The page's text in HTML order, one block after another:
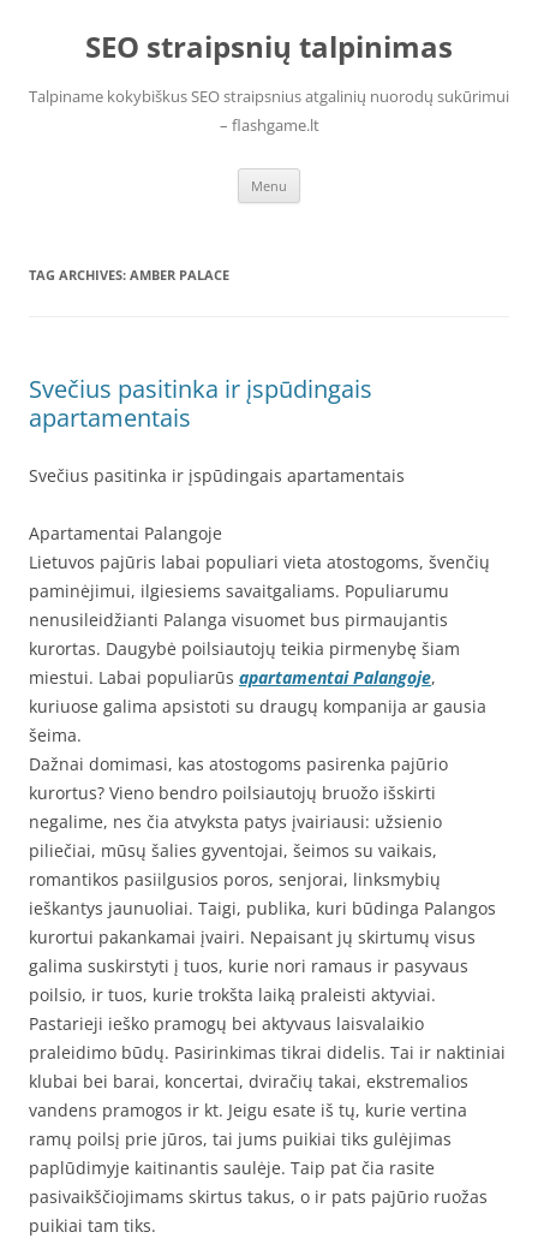
contentSEO straipsnių talpinimas
Talpiname kokybiškus SEO straipsnius atgalinių nuorodų sukūrimui
– flashgame.lt
Menu
TAG ARCHIVES: AMBER PALACE
Svečius pasitinka ir įspūdingais
apartamentais
Svečius pasitinka ir įspūdingais apartamentais
Apartamentai Palangoje
Lietuvos pajūris labai populiari vieta atostogoms, švenčių
paminėjimui, ilgiesiems savaitgaliams. Populiarumu
nenusileidžianti Palanga visuomet bus pirmaujantis
kurortas. Daugybė poilsiautojų teikia pirmenybę šiam
miestui. Labai populiarūs apartamentai Palangoje,
kuriuose galima apsistoti su draugų kompanija ar gausia
šeima.
Dažnai domimasi, kas atostogoms pasirenka pajūrio
kurortus? Vieno bendro poilsiautojų bruožo išskirti
negalime, nes čia atvyksta patys įvairiausi: užsienio
piliečiai, mūsų šalies gyventojai, šeimos su vaikais,
romantikos pasiilgusios poros, senjorai, linksmybių
ieškantys jaunuoliai. Taigi, publika, kuri būdinga Palangos
kurortui pakankamai įvairi. Nepaisant jų skirtumų visus
galima suskirstyti į tuos, kurie nori ramaus ir pasyvaus
poilsio, ir tuos, kurie trokšta laiką praleisti aktyviai.
Pastarieji ieško pramogų bei aktyvaus laisvalaikio
praleidimo būdų. Pasirinkimas tikrai didelis. Tai ir naktiniai
klubai bei barai, koncertai, dviračių takai, ekstremalios
vandens pramogos ir kt. Jeigu esate iš tų, kurie vertina
ramų poilsį prie jūros, tai jums puikiai tiks gulėjimas
paplūdimyje kaitinantis saulėje. Taip pat čia rasite
pasivaikščiojimams skirtus takus, o ir pats pajūrio ruožas
puikiai tam tiks.